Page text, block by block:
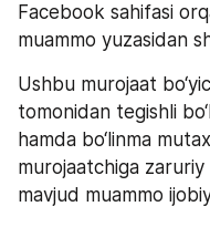
Facebook sahifasi
muammo yuzasidan
Ushbu murojaat
tomonidan tegishli
hamda bo‘linma
murojaatchiga
mavjud muammo